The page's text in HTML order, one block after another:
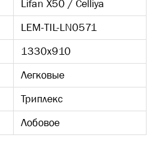
Lifan X50 / Celliya
LEM-TIL-LN0571
1330х910
Легковые
Триплекс
Лобовое